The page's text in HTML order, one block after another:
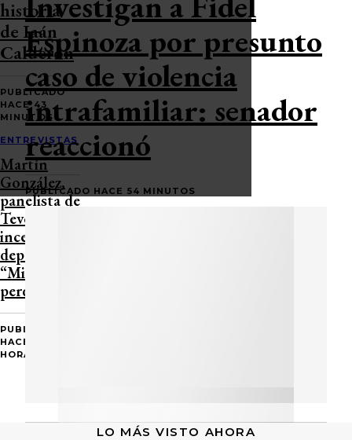
historia
de Iaán
Calderón
PUBLICADO
HACE 43
MINUTOS
ENTREVISTAS
Martín
González,
panelista de
Tevex, sufrió
incendio en su
departamento:
“Mi hermano
perdió todo”
PUBLICADO
HACE 1
HORA
Espinoza por presunto
caso de violencia
intrafamiliar: senador
reaccionó
PUBLICADO HACE 54 MINUTOS
LO MÁS VISTO AHORA